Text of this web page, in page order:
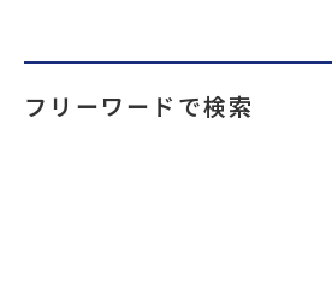
フリーワードで検索